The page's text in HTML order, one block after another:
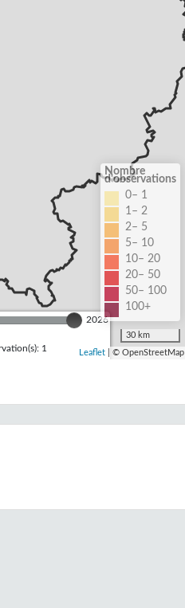
2026
1
Nombre
d'observations
0– 1
1– 2
2– 5
5– 10
10– 20
20– 50
50– 100
100+
30 km
Leaflet| © OpenStreetMap